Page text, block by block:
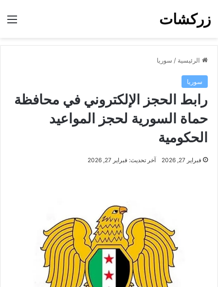
زركشات
الرئيسية / سوريا
سوريا
رابط الحجز الإلكتروني في محافظة
حماة السورية لحجز المواعيد
الحكومية
فبراير 27, 2026 آخر تحديث: فبراير 27, 2026